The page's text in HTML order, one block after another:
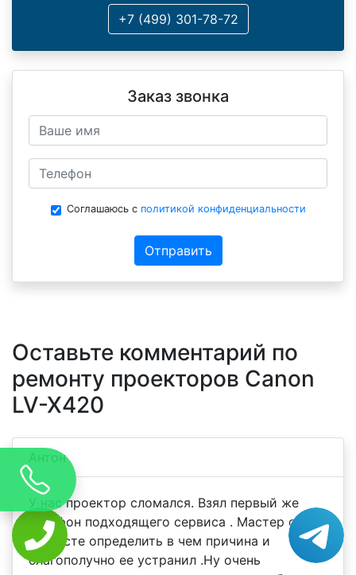
+7 (499) 301-78-72
Заказ звонка
Соглашаюсь с политикой конфиденциальности
Отправить
Оставьте комментарий по
ремонту проекторов Canon
LV-X420
Антон
У нас проектор сломался. Взял первый же
телефон подходящего сервиса . Мастер смог
на месте определить в чем причина и
благополучно ее устранил .Ну очень